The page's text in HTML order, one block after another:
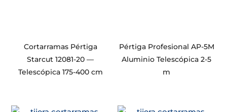
Cortarramas Pértiga
Starcut 12081-20 —
Telescópica 175-400 cm
Pértiga Profesional AP-5M
Aluminio Telescópica 2-5
m